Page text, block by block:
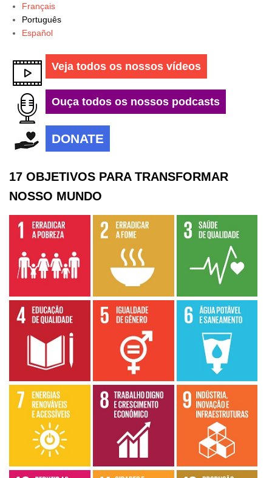
Français
Português
Español
Veja todos os nossos vídeos
Ouça todos os nossos podcasts
DONATE
17 OBJETIVOS PARA TRANSFORMAR
NOSSO MUNDO